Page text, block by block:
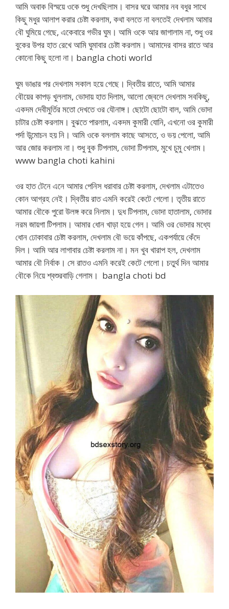
আমি অবাক বিস্ময়ে ওকে শুধু দেখছিলাম। বাসর ঘরে আমার নব বধুর সাথে
কিছু মধুর আলাপ করার চেষ্টা করলাম, কথা বলতে না বলতেই দেখলাম আমার
বৌ ঘুমিয়ে গেছে, একেবারে গভীর ঘুম। আমি ওকে আর জাগালাম না, শুধু ওর
বুকের উপর হাত রেখে আমি ঘুমাবার চেষ্টা করলাম। আমাদের বাসর রাতে আর
কোনো কিছু হলো না। bangla choti world
ঘুম ভাঙার পর দেখলাম সকাল হয়ে গেছে। দ্বিতীয় রাতে, আমি আমার
বৌয়ের কাপড় খুললাম, ভোদায় হাত দিলাম, আলো জ্বেলে দেখলাম সবকিছু,
একদম দেবীমুর্তির মতো দেখতে ওর যৌনাঙ্গ। ছোটো ছোটো বাল, আমি ভোদা
চাটার চেষ্টা করলাম। বুঝতে পারলাম, একদম কুমারী যোনি, এখনো ওর কুমারী
পর্দা উন্মোচন হয় নি। আমি ওকে বললাম কাছে আসতে, ও ভয় পেলো, আমি
আর জোর করলাম না। শুধু বুক টিপলাম, ভোদা টিপলাম, মুখে চুমু খেলাম।
www bangla choti kahini
ওর হাত টেনে এনে আমার পেনিস ধরাবার চেষ্টা করলাম, দেখলাম এটাতেও
কোন আগ্রহ নেই। দ্বিতীয় রাত এমনি করেই কেটে গেলো। তৃতীয় রাতে
আমার বৌকে পুরো উলঙ্গ করে নিলাম। দুধ টিপলাম, ভোদা হাতালাম, ভোদার
নরম জায়গা টিপলাম। আমার ধোন খাড়া হয়ে গেল। আমি ওর ভোদার মধ্যে
ধোন ঢোকাবার চেষ্টা করলাম, দেখলাম বৌ ভয়ে কাঁপছে, একপর্যায়ে কেঁদে
দিল। আমি আর লাগাবার চেষ্টা করলাম না। মন খুব খারাপ হল, দেখলাম
আমার বৌ নির্বাক। সে রাতও এমনি করেই কেটে গেলো। চতুর্থ দিন আমার
বৌকে নিয়ে শ্বশুরবাড়ি গেলাম। bangla choti bd